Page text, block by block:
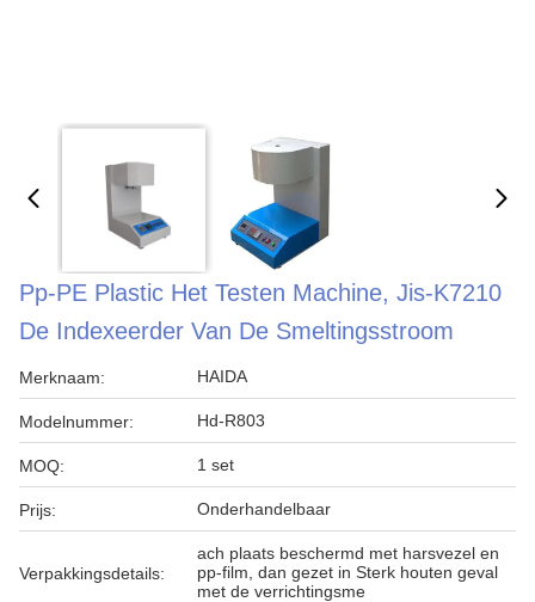
Pp-PE Plastic Het Testen Machine, Jis-K7210
De Indexeerder Van De Smeltingsstroom
Merknaam: HAIDA
Modelnummer: Hd-R803
MOQ: 1 set
Prijs: Onderhandelbaar
Verpakkingsdetails:
ach plaats beschermd met harsvezel en
pp-film, dan gezet in Sterk houten geval
met de verrichtingsme